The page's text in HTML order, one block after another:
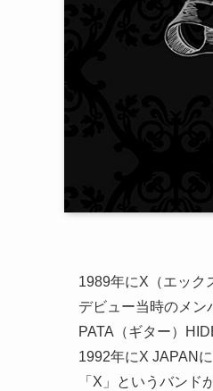
1989年にX（エック
デビュー当時のメン
PATA（ギター）
1992年にX JAPAN
「X」というバンド